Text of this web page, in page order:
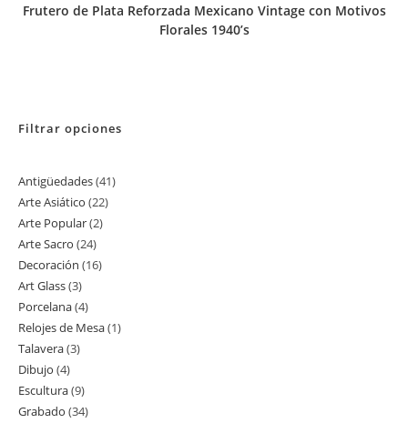
Frutero de Plata Reforzada Mexicano Vintage con Motivos
Florales 1940’s
Filtrar opciones
Antigüedades 4141
Arte Asiático 2222
Arte Popular 22
Arte Sacro 2424
productos
Decoración 1616
Art Glass 33
productos
Porcelana 44
productos
Relojes de Mesa 11
Talavera 33
Dibujo 44
productos
Escultura 99
productos
Grabado 3434